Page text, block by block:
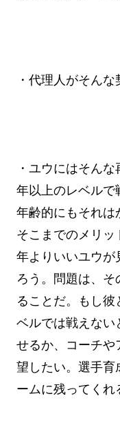
・代理人がそんな
・ユウにはそん
年以上のレベルで
年齢的にもそれは
そこまでのメリ
年よりいいユウ
ろう。問題は、そ
ることだ。もし
ベルでは戦えない
せるか、コーチ
望したい。選手育
ームに残ってくれ